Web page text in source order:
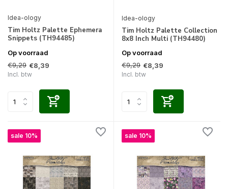
Idea-ology
Tim Holtz Palette Ephemera
Snippets (TH94485)
Op voorraad
€9,29 €8,39
Incl. btw
Idea-ology
Tim Holtz Palette Collection
8x8 Inch Multi (TH94480)
Op voorraad
€9,29 €8,39
Incl. btw
sale 10% sale 10%